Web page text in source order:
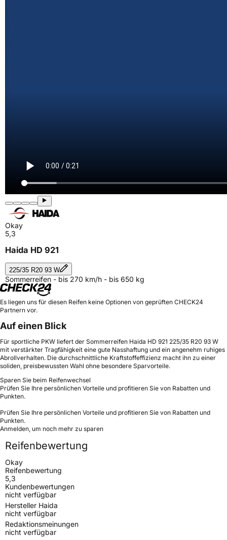
Okay
5,3
Haida HD 921
225/35 R20 93 W
Sommerreifen - bis 270 km/h - bis 650 kg
Es liegen uns für diesen Reifen keine Optionen von geprüften CHECK24
Partnern vor.
Auf einen Blick
Für sportliche PKW liefert der Sommerreifen Haida HD 921 225/35 R20 93 W
mit verstärkter Tragfähigkeit eine gute Nasshaftung und ein angenehm ruhiges
Abrollverhalten. Die durchschnittliche Kraftstoffeffizienz macht ihn zu einer
soliden, preisbewussten Wahl ohne besondere Sparvorteile.
Sparen Sie beim Reifenwechsel
Prüfen Sie Ihre persönlichen Vorteile und profitieren Sie von Rabatten und
Punkten.
Prüfen Sie Ihre persönlichen Vorteile und profitieren Sie von Rabatten und
Punkten.
Anmelden, um noch mehr zu sparen
Reifenbewertung
Okay
Reifenbewertung
5,3
Kundenbewertungen
nicht verfügbar
Hersteller Haida
nicht verfügbar
Redaktionsmeinungen
nicht verfügbar